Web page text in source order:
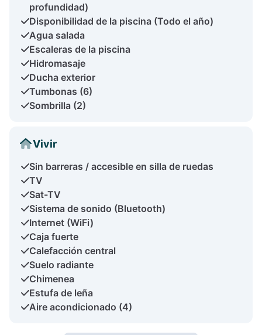
profundidad)
Disponibilidad de la piscina (Todo el año)
Agua salada
Escaleras de la piscina
Hidromasaje
Ducha exterior
Tumbonas (6)
Sombrilla (2)
Vivir
Sin barreras / accesible en silla de ruedas
TV
Sat-TV
Sistema de sonido (Bluetooth)
Internet (WiFi)
Caja fuerte
Calefacción central
Suelo radiante
Chimenea
Estufa de leña
Aire acondicionado (4)